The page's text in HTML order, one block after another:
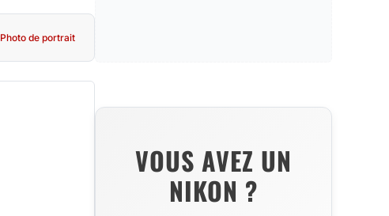
Photo de portrait
VOUS AVEZ UN
NIKON ?